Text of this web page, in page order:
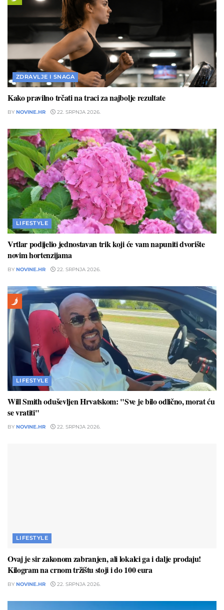
ZDRAVLJE I SNAGA
Kako pravilno trčati na traci za najbolje rezultate
BY NOVINE.HR 22. SRPNJA 2026.
LIFESTYLE
Vrtlar podijelio jednostavan trik koji će vam napuniti dvorište
novim hortenzijama
BY NOVINE.HR 22. SRPNJA 2026.
LIFESTYLE
Will Smith oduševljen Hrvatskom: "Sve je bilo odlično, morat ću
se vratiti"
BY NOVINE.HR 22. SRPNJA 2026.
LIFESTYLE
Ovaj je sir zakonom zabranjen, ali lokalci ga i dalje prodaju!
Kilogram na crnom tržištu stoji i do 100 eura
BY NOVINE.HR 22. SRPNJA 2026.